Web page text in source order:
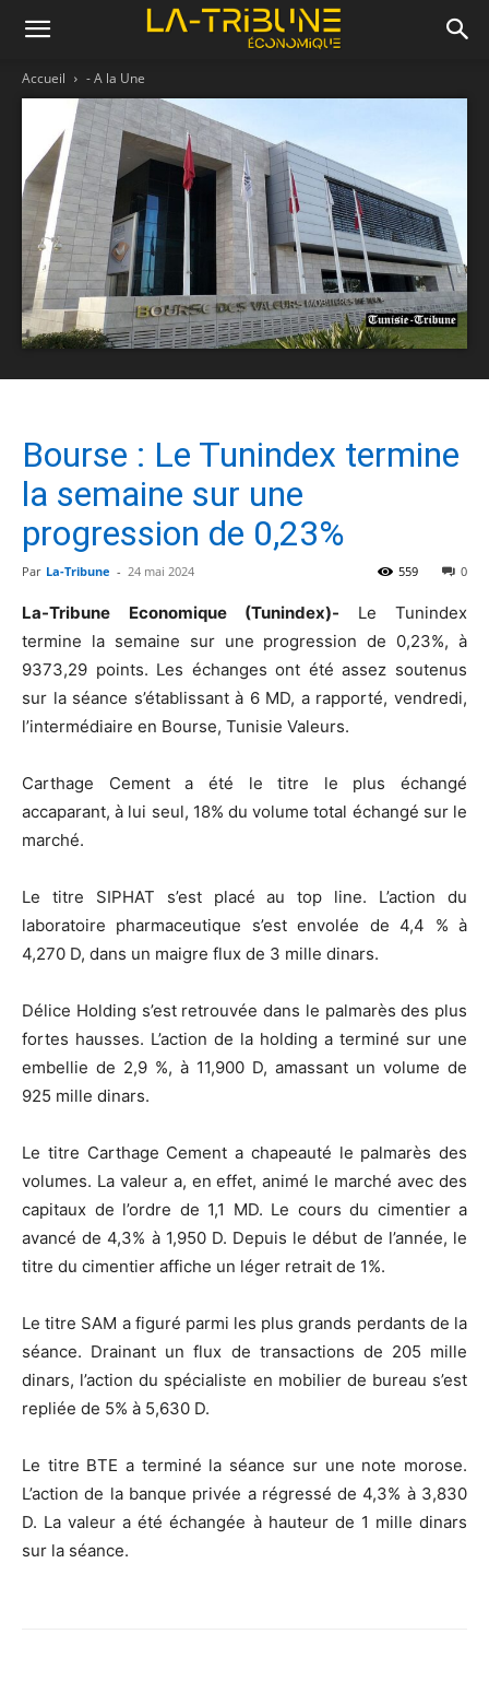
Accueil - A la Une
Bourse : Le Tunindex termine
la semaine sur une
progression de 0,23%
Par La-Tribune - 24 mai 2024 0
559
La-Tribune Economique (Tunindex)- Le Tunindex
termine la semaine sur une progression de 0,23%, à
9373,29 points. Les échanges ont été assez soutenus
sur la séance s’établissant à 6 MD, a rapporté, vendredi,
l’intermédiaire en Bourse, Tunisie Valeurs.
Carthage Cement a été le titre le plus échangé
accaparant, à lui seul, 18% du volume total échangé sur le
marché.
Le titre SIPHAT s’est placé au top line. L’action du
laboratoire pharmaceutique s’est envolée de 4,4 % à
4,270 D, dans un maigre flux de 3 mille dinars.
Délice Holding s’est retrouvée dans le palmarès des plus
fortes hausses. L’action de la holding a terminé sur une
embellie de 2,9 %, à 11,900 D, amassant un volume de
925 mille dinars.
Le titre Carthage Cement a chapeauté le palmarès des
volumes. La valeur a, en effet, animé le marché avec des
capitaux de l’ordre de 1,1 MD. Le cours du cimentier a
avancé de 4,3% à 1,950 D. Depuis le début de l’année, le
titre du cimentier affiche un léger retrait de 1%.
Le titre SAM a figuré parmi les plus grands perdants de la
séance. Drainant un flux de transactions de 205 mille
dinars, l’action du spécialiste en mobilier de bureau s’est
repliée de 5% à 5,630 D.
Le titre BTE a terminé la séance sur une note morose.
L’action de la banque privée a régressé de 4,3% à 3,830
D. La valeur a été échangée à hauteur de 1 mille dinars
sur la séance.